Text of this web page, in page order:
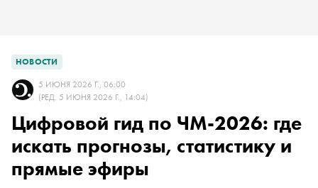
НОВОСТИ
5 ИЮНЯ 2026 Г., 06:00
(РЕД. 5 ИЮНЯ 2026 Г., 14:04)
Цифровой гид по ЧМ-2026: где
искать прогнозы, статистику и
прямые эфиры